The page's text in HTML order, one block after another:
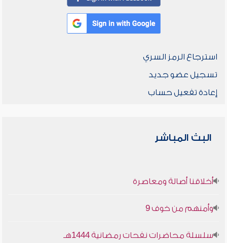
استرجاع الرمز السري
تسجيل عضو جديد
إعادة تفعيل حساب
البث المباشر
أخلاقنا أصالة ومعاصرة
وأمنهم من خوف 9
سلسلة محاضرات نفحات رمضانية 1444هـ